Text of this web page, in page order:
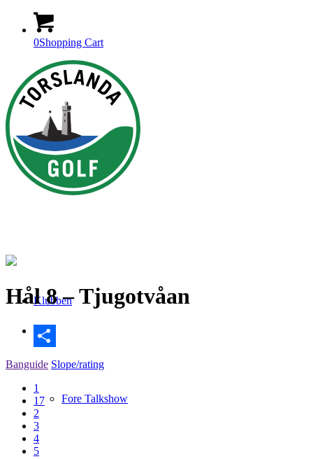
0Shopping Cart
Klubben
Fore Talkshow
Hål 8 – Tjugotvåan
Dela
Banguide Slope/rating
1
17
2
3
4
5